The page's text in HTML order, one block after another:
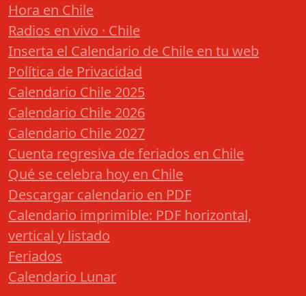
Hora en Chile
Radios en vivo · Chile
Inserta el Calendario de Chile en tu web
Política de Privacidad
Calendario Chile 2025
Calendario Chile 2026
Calendario Chile 2027
Cuenta regresiva de feriados en Chile
Qué se celebra hoy en Chile
Descargar calendario en PDF
Calendario imprimible: PDF horizontal,
vertical y listado
Feriados
Calendario Lunar